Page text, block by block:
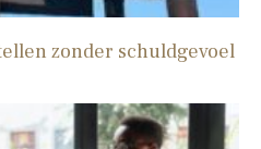
zonder schuldgevoel